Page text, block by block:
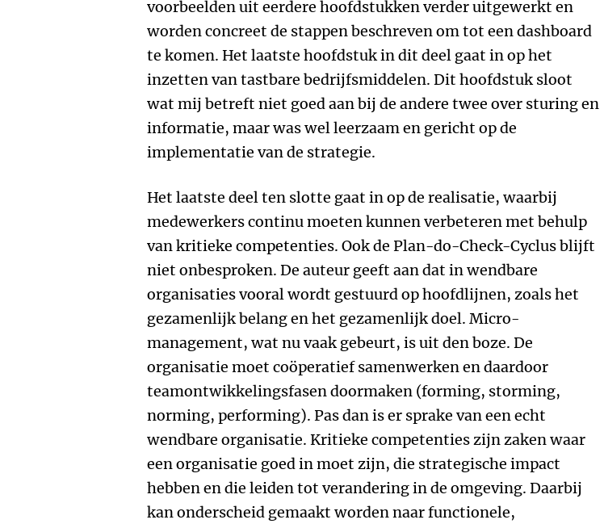
voorbeelden uit eerdere hoofdstukken verder uitgewerkt en
worden concreet de stappen beschreven om tot een dashboard
te komen. Het laatste hoofdstuk in dit deel gaat in op het
inzetten van tastbare bedrijfsmiddelen. Dit hoofdstuk sloot
wat mij betreft niet goed aan bij de andere twee over sturing en
informatie, maar was wel leerzaam en gericht op de
implementatie van de strategie.
Het laatste deel ten slotte gaat in op de realisatie, waarbij
medewerkers continu moeten kunnen verbeteren met behulp
van kritieke competenties. Ook de Plan-do-Check-Cyclus blijft
niet onbesproken. De auteur geeft aan dat in wendbare
organisaties vooral wordt gestuurd op hoofdlijnen, zoals het
gezamenlijk belang en het gezamenlijk doel. Micro-
management, wat nu vaak gebeurt, is uit den boze. De
organisatie moet coöperatief samenwerken en daardoor
teamontwikkelingsfasen doormaken (forming, storming,
norming, performing). Pas dan is er sprake van een echt
wendbare organisatie. Kritieke competenties zijn zaken waar
een organisatie goed in moet zijn, die strategische impact
hebben en die leiden tot verandering in de omgeving. Daarbij
kan onderscheid gemaakt worden naar functionele,